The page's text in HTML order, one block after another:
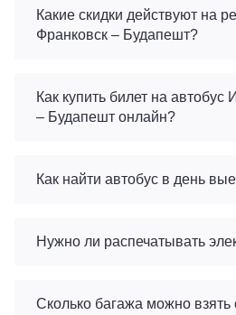
Какие скидки действуют на
Франковск – Будапешт?
Как купить билет на автобус
– Будапешт онлайн?
Как найти автобус в день
Нужно ли распечатывать
Сколько багажа можно взять